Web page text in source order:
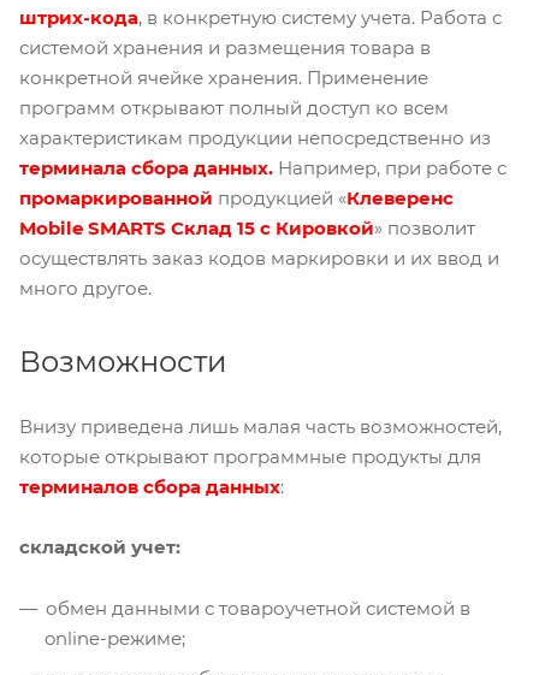
штрих-кода, в конкретную систему учета. Работа с
системой хранения и размещения товара в
конкретной ячейке хранения. Применение
программ открывают полный доступ ко всем
характеристикам продукции непосредственно из
терминала сбора данных. Например, при работе с
промаркированной продукцией «Клеверенс
Mobile SMARTS Склад 15 с Кировкой» позволит
осуществлять заказ кодов маркировки и их ввод и
много другое.
Возможности
Внизу приведена лишь малая часть возможностей,
которые открывают программные продукты для
терминалов сбора данных:
складской учет:
обмен данными с товароучетной системой в
online-режиме;